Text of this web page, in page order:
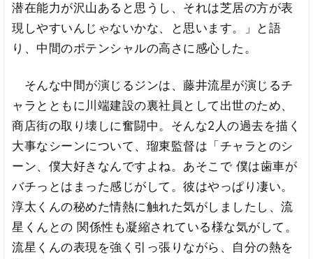
潜在能力が沢山あると思うし、それは芝居の方が表
現しやすいんじゃないかな、と思います。」と語
り、中間のポテンシャルの高さに感心した。
そんな中間が演じるジンは、藤井流星が演じるチ
ャラとともに川端建設の裏社員として出世のため、
商店街の取り壊しに奮闘中。そんな2人の過去を描く
大事なシーンについて、瑠東監督は「チャラとのシ
ーン、僕大好きなんですよね。あそこで 僕は歯車が
バチっとはまった感じがして。彼はやっぱり凄い。
淳太くんの秘めた情熱に触れた気がしましたし、流
星くんとの 関係性も凝縮されている様な気がして。
流星くんの表現を強く引っ張りながら、自分の熱を